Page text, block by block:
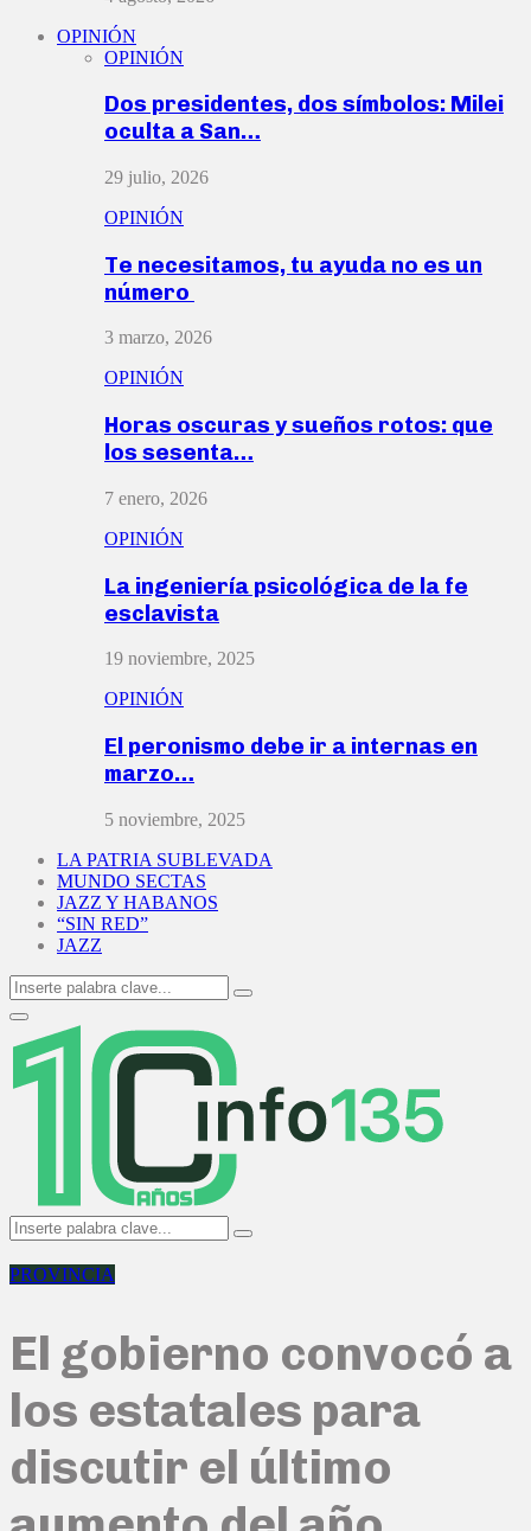
OPINIÓN
OPINIÓN
Dos presidentes, dos símbolos: Milei
oculta a San…
29 julio, 2026
OPINIÓN
Te necesitamos, tu ayuda no es un
número
3 marzo, 2026
OPINIÓN
Horas oscuras y sueños rotos: que
los sesenta…
7 enero, 2026
OPINIÓN
La ingeniería psicológica de la fe
esclavista
19 noviembre, 2025
OPINIÓN
El peronismo debe ir a internas en
marzo…
5 noviembre, 2025
LA PATRIA SUBLEVADA
MUNDO SECTAS
JAZZ Y HABANOS
“SIN RED”
JAZZ
Search
for:
Search
Primary
Menu
Search
for:
Search
PROVINCIA
El gobierno convocó a
los estatales para
discutir el último